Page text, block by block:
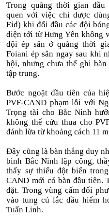
Trong quãng thời gian
quen với việc chỉ được
Eid) khi đối đầu các đội
diện tới từ Hưng Yên không
đội ép sân ở quãng thời
Foiani ép sân ngay sau khi
hội, nhưng chưa thể ghi
tập trung.
Bước ngoặt đầu tiên của
PVF-CAND phạm lỗi với
Trọng tài cho Bắc Ninh
không thể cứu thua cho
đánh lừa từ khoảng cách 11
Đây cũng là bàn thắng duy
binh Bắc Ninh lập công,
thấy sự thiếu đột biến
CAND mới có bàn đầu tiên.
đặt. Trong vùng cấm đối
vào tung cú lắc đầu hiểm
Tuấn Linh.